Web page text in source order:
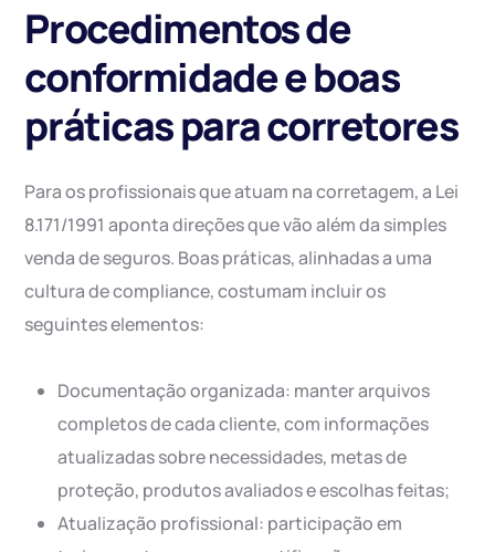
Procedimentos de
conformidade e boas
práticas para corretores
Para os profissionais que atuam na corretagem, a Lei
8.171/1991 aponta direções que vão além da simples
venda de seguros. Boas práticas, alinhadas a uma
cultura de compliance, costumam incluir os
seguintes elementos:
Documentação organizada: manter arquivos
completos de cada cliente, com informações
atualizadas sobre necessidades, metas de
proteção, produtos avaliados e escolhas feitas;
Atualização profissional: participação em